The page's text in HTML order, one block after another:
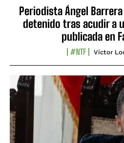
Periodista Ángel
detenido tras acudir a
publicada en
#NTF Víctor